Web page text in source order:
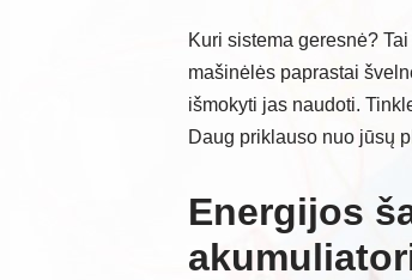
Kuri sistema geresnė?
mašinėlės paprastai
išmokyti jas naudoti.
Daug priklauso nuo jūsų
Energijos